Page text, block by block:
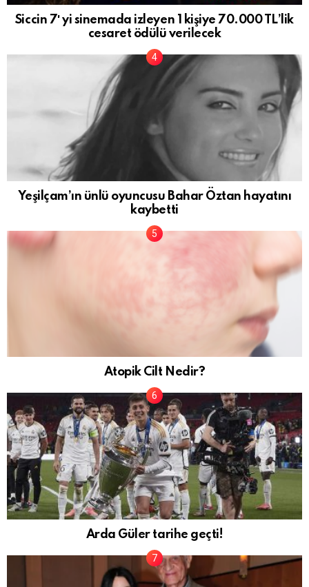
Siccin 7′ yi sinemada izleyen 1 kişiye 70.000 TL’lik
cesaret ödülü verilecek
Yeşilçam’ın ünlü oyuncusu Bahar Öztan hayatını
kaybetti
Atopik Cilt Nedir?
Arda Güler tarihe geçti!